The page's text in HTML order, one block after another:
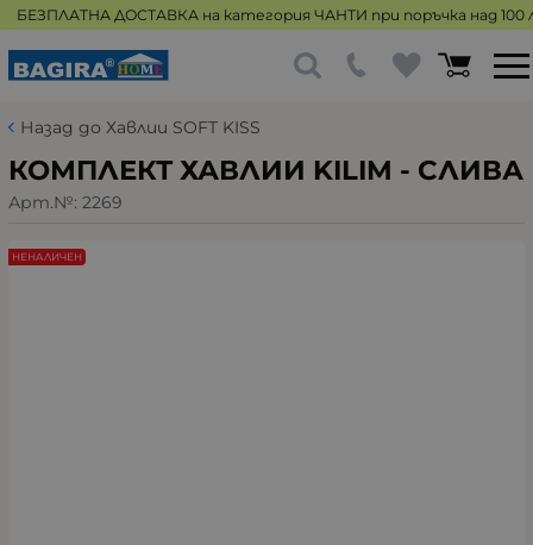
БЕЗПЛАТНА ДОСТАВКА на категория ЧАНТИ при поръчка над 100
Назад до Хавлии SOFT KISS
КОМПЛЕКТ ХАВЛИИ KILIM - СЛИВА
Арт.№: 2269
НЕНАЛИЧЕН